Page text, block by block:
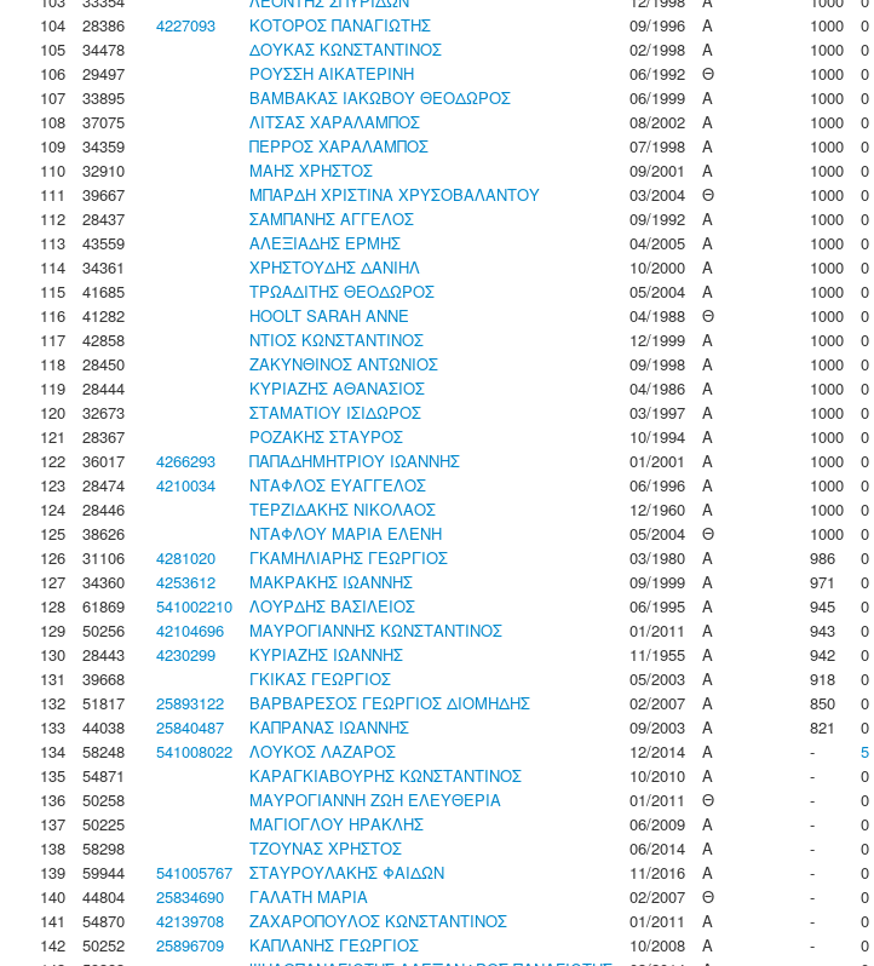
104
28386 4227093 ΚΟΤΟΡΟΣ ΠΑΝΑΓΙΩΤΗΣ 09/1996 Α 1000
0
105
34478 ΔΟΥΚΑΣ ΚΩΝΣΤΑΝΤΙΝΟΣ 02/1998 Α 1000
0
106
29497 ΡΟΥΣΣΗ ΑΙΚΑΤΕΡΙΝΗ 06/1992 Θ 1000
0
107
33895 ΒΑΜΒΑΚΑΣ ΙΑΚΩΒΟΥ ΘΕΟΔΩΡΟΣ 06/1999 Α 1000
0
108
37075 ΛΙΤΣΑΣ ΧΑΡΑΛΑΜΠΟΣ 08/2002 Α 1000
0
109
34359 ΠΕΡΡΟΣ ΧΑΡΑΛΑΜΠΟΣ 07/1998 Α 1000
0
110
32910 ΜΑΗΣ ΧΡΗΣΤΟΣ 09/2001 Α 1000
0
111
39667 ΜΠΑΡΔΗ ΧΡΙΣΤΙΝΑ ΧΡΥΣΟΒΑΛΑΝΤΟΥ 03/2004 Θ 1000
0
112
28437 ΣΑΜΠΑΝΗΣ ΑΓΓΕΛΟΣ 09/1992 Α 1000
0
113
43559 ΑΛΕΞΙΑΔΗΣ ΕΡΜΗΣ 04/2005 Α 1000
0
114
34361 ΧΡΗΣΤΟΥΔΗΣ ΔΑΝΙΗΛ 10/2000 Α 1000
0
115
41685 ΤΡΩΑΔΙΤΗΣ ΘΕΟΔΩΡΟΣ 05/2004 Α 1000
0
116
41282 HOOLT SARAH ANNE 04/1988 Θ 1000 0
117
42858 ΝΤΙΟΣ ΚΩΝΣΤΑΝΤΙΝΟΣ 12/1999 Α 1000
0
118
28450 ΖΑΚΥΝΘΙΝΟΣ ΑΝΤΩΝΙΟΣ 09/1998 Α 1000
0
119
28444 ΚΥΡΙΑΖΗΣ ΑΘΑΝΑΣΙΟΣ 04/1986 Α 1000
0
120
32673 ΣΤΑΜΑΤΙΟΥ ΙΣΙΔΩΡΟΣ 03/1997 Α 1000
0
121
28367 ΡΟΖΑΚΗΣ ΣΤΑΥΡΟΣ 10/1994 Α 1000
0
122
36017 4266293 ΠΑΠΑΔΗΜΗΤΡΙΟΥ ΙΩΑΝΝΗΣ 01/2001 Α 1000
0
123
28474 4210034 ΝΤΑΦΛΟΣ ΕΥΑΓΓΕΛΟΣ 06/1996 Α 1000
0
124
28446 ΤΕΡΖΙΔΑΚΗΣ ΝΙΚΟΛΑΟΣ 12/1960 Α 1000
0
125
38626 ΝΤΑΦΛΟΥ ΜΑΡΙΑ ΕΛΕΝΗ 05/2004 Θ 1000
0
126
31106 4281020 ΓΚΑΜΗΛΙΑΡΗΣ ΓΕΩΡΓΙΟΣ 03/1980 Α 986
0
127
34360 4253612 ΜΑΚΡΑΚΗΣ ΙΩΑΝΝΗΣ 09/1999 Α 971
0
128
61869 541002210 ΛΟΥΡΔΗΣ ΒΑΣΙΛΕΙΟΣ 06/1995 Α 945 0
129
50256 42104696 ΜΑΥΡΟΓΙΑΝΝΗΣ ΚΩΝΣΤΑΝΤΙΝΟΣ 01/2011 Α 943
0
130
28443 4230299 ΚΥΡΙΑΖΗΣ ΙΩΑΝΝΗΣ 11/1955 Α 942
0
131
39668 ΓΚΙΚΑΣ ΓΕΩΡΓΙΟΣ 05/2003 Α 918
0
132
51817 25893122 ΒΑΡΒΑΡΕΣΟΣ ΓΕΩΡΓΙΟΣ ΔΙΟΜΗΔΗΣ 02/2007 Α 850
0
133
44038 25840487 ΚΑΠΡΑΝΑΣ ΙΩΑΝΝΗΣ 09/2003 Α 821
0
134
58248 541008022 ΛΟΥΚΟΣ ΛΑΖΑΡΟΣ 12/2014 Α - 5
135
54871 ΚΑΡΑΓΚΙΑΒΟΥΡΗΣ ΚΩΝΣΤΑΝΤΙΝΟΣ 10/2010 Α -
0
136
50258 ΜΑΥΡΟΓΙΑΝΝΗ ΖΩΗ ΕΛΕΥΘΕΡΙΑ 01/2011 Θ -
0
137
50225 ΜΑΓΙΟΓΛΟΥ ΗΡΑΚΛΗΣ 06/2009 Α -
0
138
58298 ΤΖΟΥΝΑΣ ΧΡΗΣΤΟΣ 06/2014 Α -
0
139
59944 541005767 ΣΤΑΥΡΟΥΛΑΚΗΣ ΦΑΙΔΩΝ 11/2016 Α -
0
140
44804 25834690 ΓΑΛΑΤΗ ΜΑΡΙΑ 02/2007 Θ -
0
141
54870 42139708 ΖΑΧΑΡΟΠΟΥΛΟΣ ΚΩΝΣΤΑΝΤΙΝΟΣ 01/2011 Α -
0
142
50252 25896709 ΚΑΠΛΑΝΗΣ ΓΕΩΡΓΙΟΣ 10/2008 Α -
0